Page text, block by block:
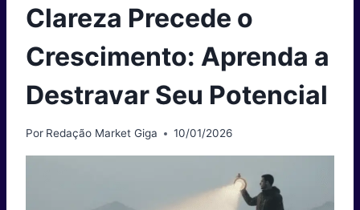
Clareza Precede o
Crescimento: Aprenda a
Destravar Seu Potencial
Por Redação Market Giga 10/01/2026